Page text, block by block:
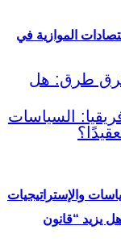
يزيد “قانون
الموازية في
والإستراتيجيات